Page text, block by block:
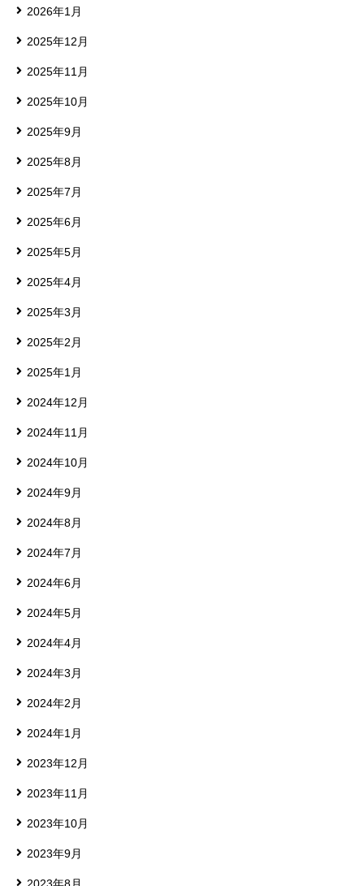
2026年1月
2025年12月
2025年11月
2025年10月
2025年9月
2025年8月
2025年7月
2025年6月
2025年5月
2025年4月
2025年3月
2025年2月
2025年1月
2024年12月
2024年11月
2024年10月
2024年9月
2024年8月
2024年7月
2024年6月
2024年5月
2024年4月
2024年3月
2024年2月
2024年1月
2023年12月
2023年11月
2023年10月
2023年9月
2023年8月